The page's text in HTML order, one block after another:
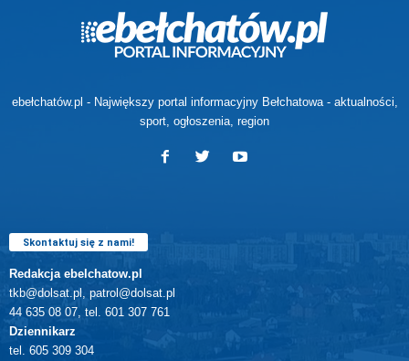
ebełchatów.pl - Największy portal informacyjny Bełchatowa - aktualności,
sport, ogłoszenia, region
Skontaktuj się z nami!
Redakcja ebelchatow.pl
tkb@dolsat.pl, patrol@dolsat.pl
44 635 08 07, tel. 601 307 761
Dziennikarz
tel. 605 309 304